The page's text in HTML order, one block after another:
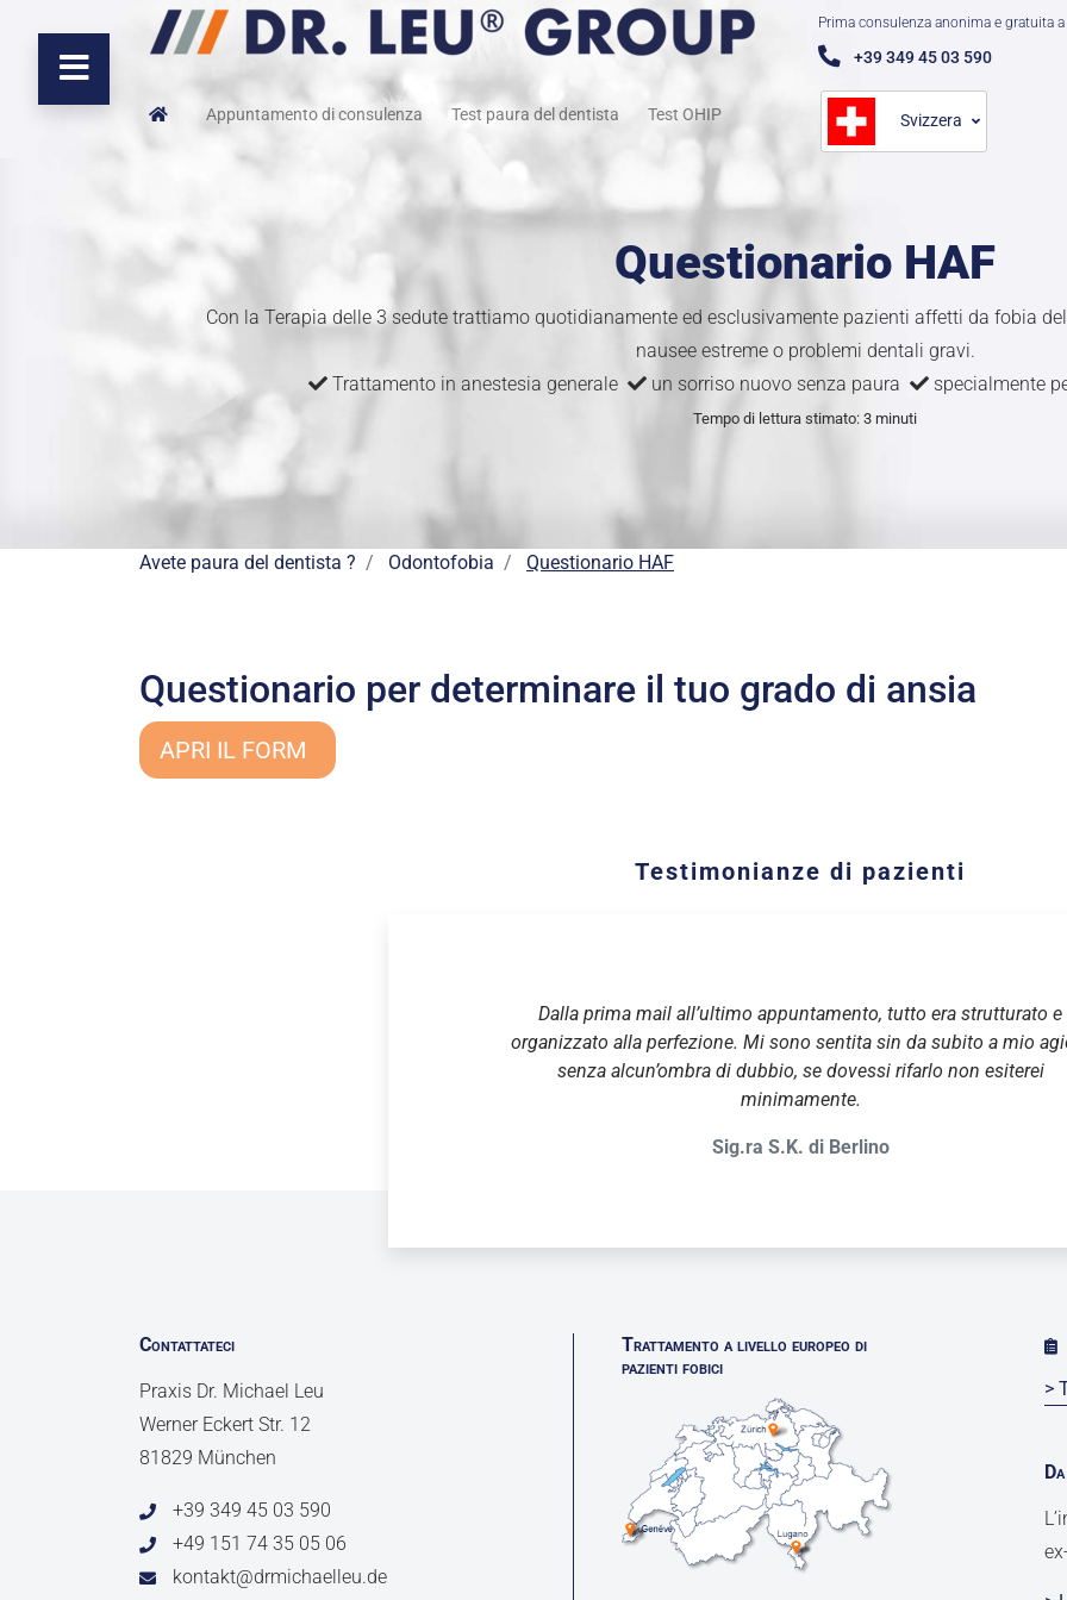
Prima consulenza anonima e gratuita
+39 349 45 03 590
Appuntamento di consulenza Test paura del dentista Test OHIP Svizzera
Questionario HAF
Con la Terapia delle 3 sedute trattiamo quotidianamente ed esclusivamente pazienti affetti da fobia
nausee estreme o problemi dentali gravi.
Trattamento in anestesia generale
un sorriso nuovo senza paura specialmente
Tempo di lettura stimato: 3 minuti
Avete paura del dentista ? Odontofobia Questionario HAF
Questionario per determinare il tuo grado di ansia
APRI IL FORM
Testimonianze di pazienti
Dalla prima mail all’ultimo appuntamento, tutto era strutturato e
organizzato alla perfezione. Mi sono sentita sin da subito a mio
senza alcun’ombra di dubbio, se dovessi rifarlo non esiterei
minimamente.
Sig.ra S.K. di Berlino
Contattateci
Praxis Dr. Michael Leu
Werner Eckert Str. 12
81829 München
+39 349 45 03 590
+49 151 74 35 05 06
kontakt@drmichaelleu.de
Trattamento a livello europeo di
pazienti fobici
>